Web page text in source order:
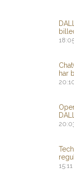
har
15:11